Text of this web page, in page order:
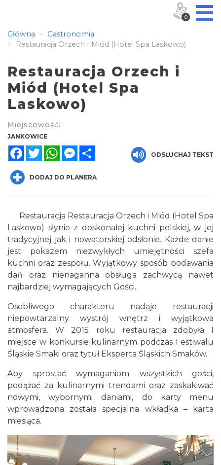
Główna
Gastronomia
Restauracja Orzech I Miód (Hotel Spa Laskowo)
Restauracja Orzech i
Miód (Hotel Spa
Laskowo)
Miejscowość:
JANKOWICE
FacebookTwitterWhatsAppMessenger
ODSŁUCHAJ TEKST
DODAJ DO PLANERA
Restauracja Restauracja Orzech i Miód (Hotel Spa
Laskowo) słynie z doskonałej kuchni polskiej, w jej
tradycyjnej jak i nowatorskiej odsłonie. Każde danie
jest pokazem niezwykłych umiejętności szefa
kuchni oraz zespołu. Wyjątkowy sposób podawania
dań oraz nienaganna obsługa zachwycą nawet
najbardziej wymagających Gości.
Osobliwego charakteru nadaje restauracji
niepowtarzalny wystrój wnętrz i wyjątkowa
atmosfera. W 2015 roku restauracja zdobyła I
miejsce w konkursie kulinarnym podczas Festiwalu
Śląskie Smaki oraz tytuł Eksperta Śląskich Smaków.
Aby sprostać wymaganiom wszystkich gości,
podążać za kulinarnymi trendami oraz zaskakiwać
nowymi, wybornymi daniami, do karty menu
wprowadzona została specjalna wkładka – karta
miesiąca.
0